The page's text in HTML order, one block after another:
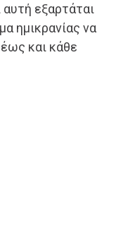
εξαρτάται
ημικρανίας να
και κάθε